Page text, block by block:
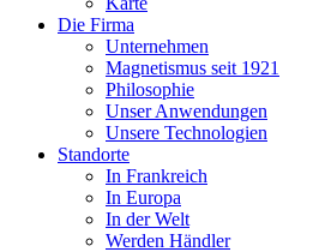
Die Firma
Unternehmen
Magnetismus seit 1921
Philosophie
Unser Anwendungen
Unsere Technologien
Standorte
In Frankreich
In Europa
In der Welt
Werden Händler